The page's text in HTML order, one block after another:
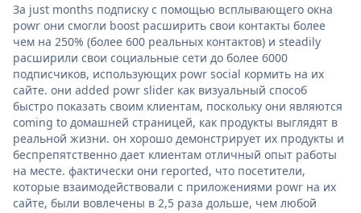
За just months подписку с помощью всплывающего окна
powr они смогли boost расширить свои контакты более
чем на 250% (более 600 реальных контактов) и steadily
расширили свои социальные сети до более 6000
подписчиков, использующих powr social кормить на их
сайте. они added powr slider как визуальный способ
быстро показать своим клиентам, поскольку они являются
coming to домашней страницей, как продукты выглядят в
реальной жизни. он хорошо демонстрирует их продукты и
беспрепятственно дает клиентам отличный опыт работы
на месте. фактически они reported, что посетители,
которые взаимодействовали с приложениями powr на их
сайте, были вовлечены в 2,5 раза дольше, чем любой